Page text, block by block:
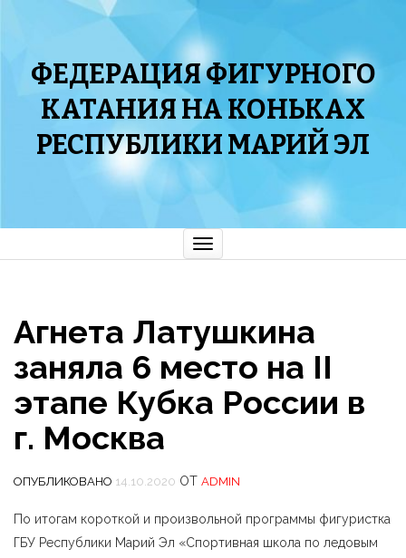
ФЕДЕРАЦИЯ ФИГУРНОГО
КАТАНИЯ НА КОНЬКАХ
РЕСПУБЛИКИ МАРИЙ ЭЛ
Показать/
Скрыть
Агнета Латушкина
заняла 6 место на II
этапе Кубка России в
г. Москва
ОПУБЛИКОВАНО 14.10.2020 ОТ ADMIN
По итогам короткой и произвольной программы фигуристка
ГБУ Республики Марий Эл «Спортивная школа по ледовым